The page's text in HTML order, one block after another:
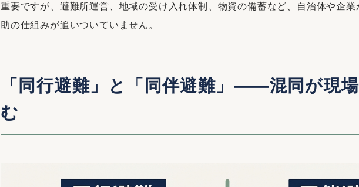
重要ですが、避難所運営、地域の受け入れ体制、物資の備蓄など、自治体や企
助の仕組みが追いついていません。
「同行避難」と「同伴避難」——混同が現
む